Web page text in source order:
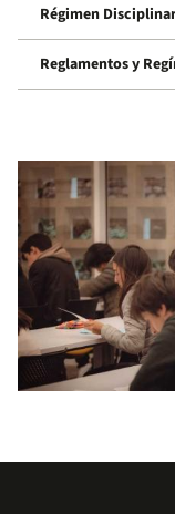
Régimen
Reglamentos y
Especialización